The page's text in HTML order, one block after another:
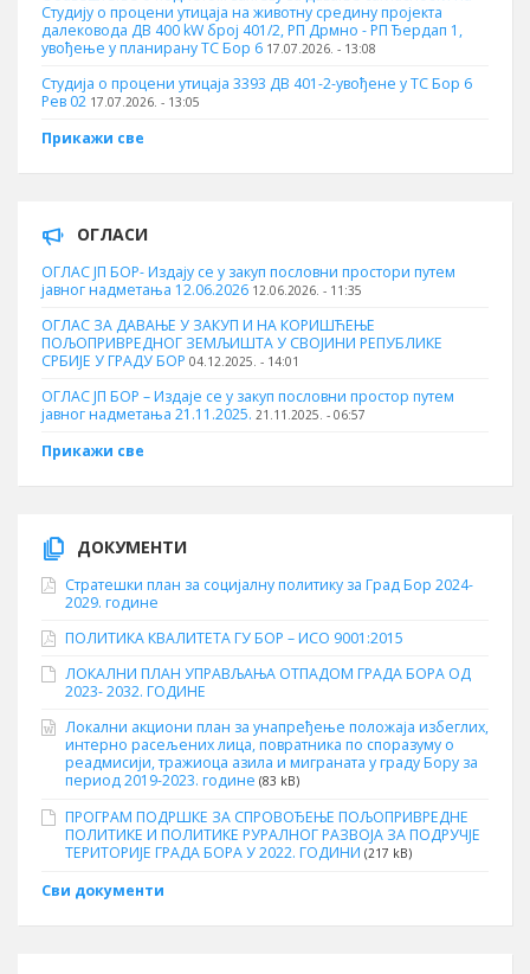
Студију о процени утицаја на животну средину пројекта
далековода ДВ 400 kW број 401/2, РП Дрмно - РП Ђердап 1,
увођење у планирану ТС Бор 6 17.07.2026. - 13:08
Студија о процени утицаја 3393 ДВ 401-2-увођене у ТС Бор 6
Рев 02 17.07.2026. - 13:05
Прикажи све
ОГЛАСИ
ОГЛАС ЈП БОР- Издају се у закуп пословни простори путем
јавног надметања 12.06.2026 12.06.2026. - 11:35
ОГЛАС ЗА ДАВАЊЕ У ЗАКУП И НА КОРИШЋЕЊЕ
ПОЉОПРИВРЕДНОГ ЗЕМЉИШТА У СВОЈИНИ РЕПУБЛИКЕ
СРБИЈЕ У ГРАДУ БОР 04.12.2025. - 14:01
ОГЛАС ЈП БОР – Издаје се у закуп пословни простор путем
јавног надметања 21.11.2025. 21.11.2025. - 06:57
Прикажи све
ДОКУМЕНТИ
Стратешки план за социјалну политику за Град Бор 2024-
2029. године
ПОЛИТИКА КВАЛИТЕТА ГУ БОР – ИСО 9001:2015
ЛОКАЛНИ ПЛАН УПРАВЉАЊА ОТПАДОМ ГРАДА БОРА ОД
2023- 2032. ГОДИНЕ
Локални акциони план за унапређење положаја избеглих,
интерно расељених лица, повратника по споразуму о
реадмисији, тражиоца азила и миграната у граду Бору за
период 2019-2023. године (83 kB)
ПРОГРАМ ПОДРШКЕ ЗА СПРОВОЂЕЊЕ ПОЉОПРИВРЕДНЕ
ПОЛИТИКЕ И ПОЛИТИКЕ РУРАЛНОГ РАЗВОЈА ЗА ПОДРУЧЈЕ
ТЕРИТОРИЈЕ ГРАДА БОРА У 2022. ГОДИНИ (217 kB)
Сви документи